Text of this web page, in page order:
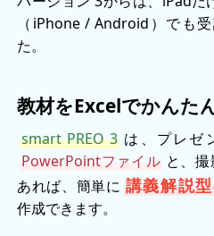
（iPhone / Android）でも
た。
教材をExcelでかんた
smart PREO 3 は、プレゼ
PowerPointファイル と、
あれば、簡単に 講義解説
作成できます。